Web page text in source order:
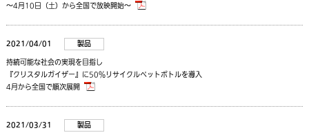
～4月10日（土）から全国で放映開始～
2021/04/01
製品
持続可能な社会の実現を目指し
『クリスタルガイザー』に50％リサイクルペットボトルを導入
4月から全国で順次展開
2021/03/31
製品